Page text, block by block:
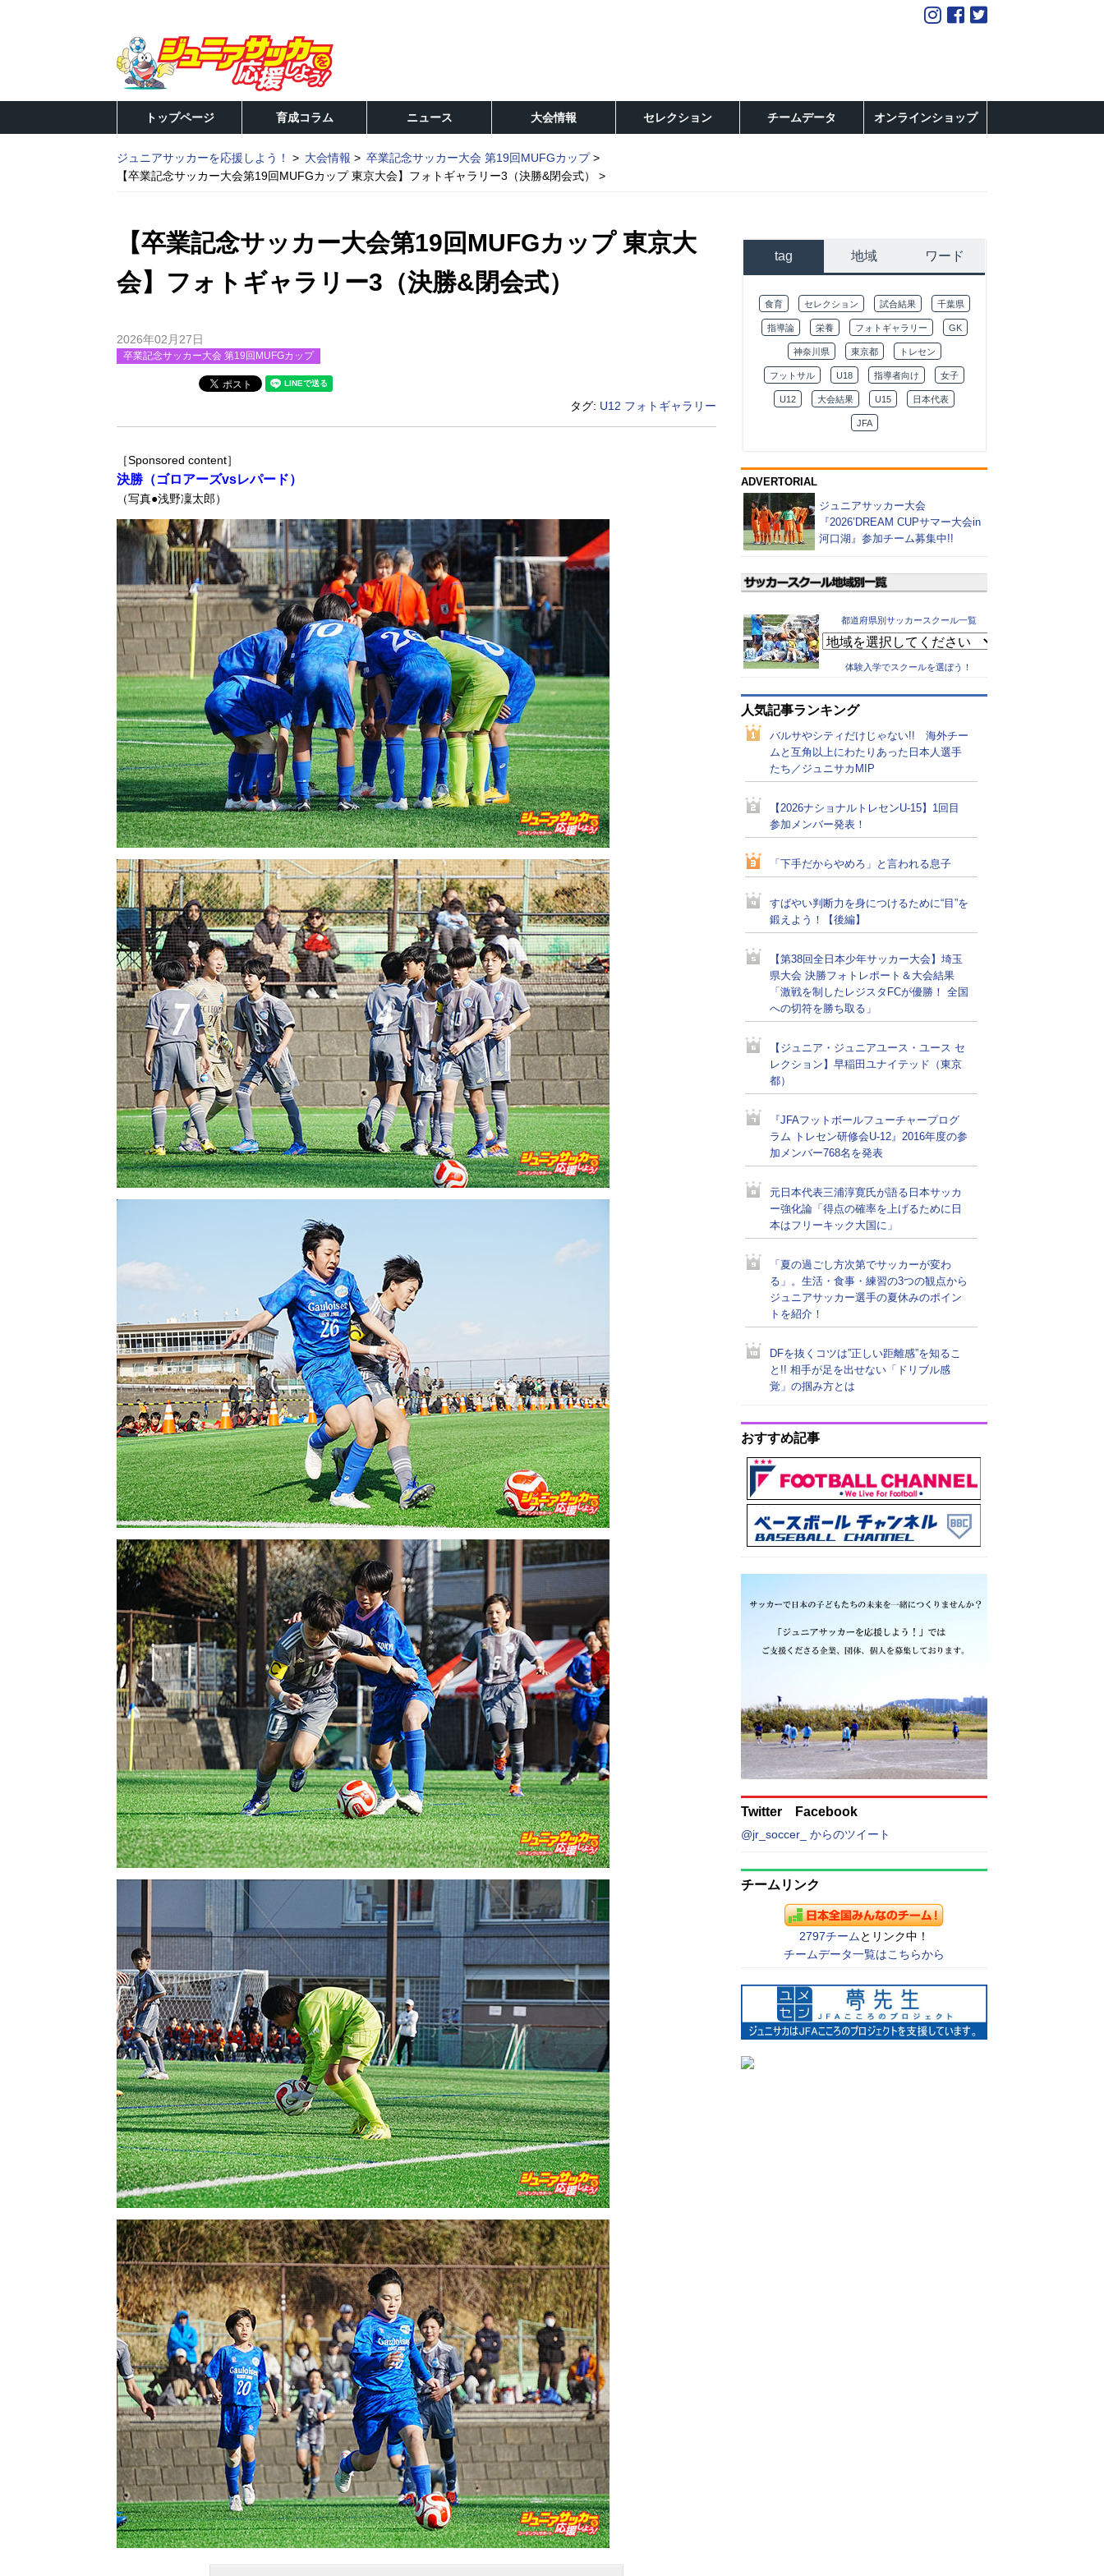
トップページ 育成コラム ニュース 大会情報 セレクション チームデータ オンラインショップ
ジュニアサッカーを応援しよう！ 大会情報
卒業記念サッカー大会 第19回MUFGカップ
【卒業記念サッカー大会第19回MUFGカップ 東京大会】フォトギャラリー3（決勝&閉会式）
【卒業記念サッカー大会第19回MUFGカップ 東京大
会】フォトギャラリー3（決勝&閉会式）
2026年02月27日
卒業記念サッカー大会 第19回MUFGカップ
タグ: U12 フォトギャラリー
［Sponsored content］
決勝（ゴロアーズvsレパード）
（写真●浅野凜太郎）
tag 地域 ワード
食育 セレクション 試合結果 千葉県
指導論 栄養 フォトギャラリー GK
神奈川県 東京都 トレセン
フットサル U18 指導者向け 女子
U12 大会結果 U15 日本代表
JFA
ADVERTORIAL
ジュニアサッカー大会
『2026’DREAM CUPサマー大会in
河口湖』参加チーム募集中!!
都道府県別サッカースクール一覧
体験入学でスクールを選ぼう！
人気記事ランキング
バルサやシティだけじゃない!! 海外チー
ムと互角以上にわたりあった日本人選手
たち／ジュニサカMIP
【2026ナショナルトレセンU-15】1回目
参加メンバー発表！
「下手だからやめろ」と言われる息子
すばやい判断力を身につけるために“目”を
鍛えよう！【後編】
【第38回全日本少年サッカー大会】埼玉
県大会 決勝フォトレポート＆大会結果
「激戦を制したレジスタFCが優勝！ 全国
への切符を勝ち取る」
【ジュニア・ジュニアユース・ユース セ
レクション】早稲田ユナイテッド（東京
都）
『JFAフットボールフューチャープログ
ラム トレセン研修会U-12』2016年度の参
加メンバー768名を発表
元日本代表三浦淳寛氏が語る日本サッカ
ー強化論「得点の確率を上げるために日
本はフリーキック大国に」
「夏の過ごし方次第でサッカーが変わ
る」。生活・食事・練習の3つの観点から
ジュニアサッカー選手の夏休みのポイン
トを紹介！
DFを抜くコツは”正しい距離感”を知るこ
と!! 相手が足を出せない「ドリブル感
覚」の掴み方とは
おすすめ記事
Twitter Facebook
@jr_soccer_ からのツイート
チームリンク
2797チーム とリンク中！
チームデータ一覧はこちらから